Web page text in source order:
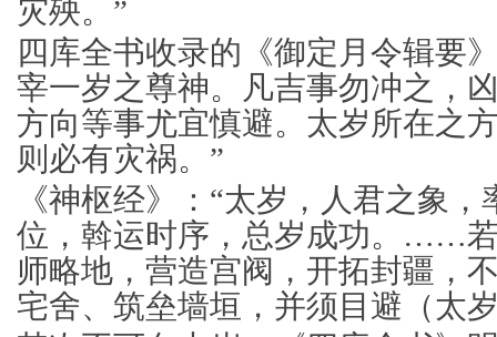
灾殃。”
四库全书收录的《御定月令辑要
宰一岁之尊神。凡吉事勿冲之，
方向等事尤宜慎避。太岁所在之
则必有灾祸。”
《神枢经》：“太岁，人君之象
位，斡运时序，总岁成功。……
师略地，营造宫阀，开拓封疆，
宅舍、筑垒墙垣，并须目避（太